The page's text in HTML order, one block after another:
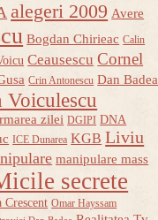
alegeri 2009 Avere
Bogdan Chirieac Calin
Ceausescu Cornel
Crin Antonescu Dan Badea
Voiculescu
zilei DGIPI DNA
ICE Dunarea KGB Liviu
manipulare mass
secrete
Crescent Omar Hayssam